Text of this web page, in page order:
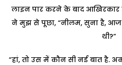
लाइन पार करने के बाद आखिरकार
ने मुझ से पूछा, “नीलम, सुना है, आज
थी?”
“हां, तो उस में कौन सी नई बात है.